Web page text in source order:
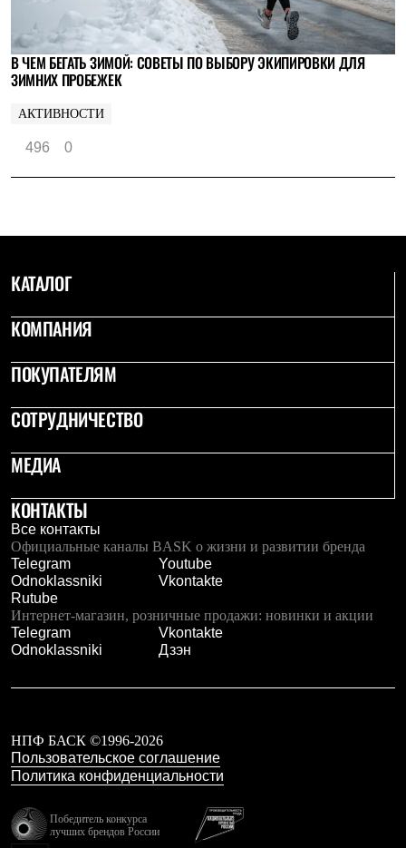
В ЧЕМ БЕГАТЬ ЗИМОЙ: СОВЕТЫ ПО ВЫБОРУ ЭКИПИРОВКИ ДЛЯ
ЗИМНИХ ПРОБЕЖЕК
АКТИВНОСТИ
496 0
КАТАЛОГ
КОМПАНИЯ
ПОКУПАТЕЛЯМ
СОТРУДНИЧЕСТВО
МЕДИА
КОНТАКТЫ
Все контакты
Официальные каналы BASK о жизни и развитии бренда
Telegram
Youtube
Odnoklassniki
Vkontakte
Rutube
Интернет-магазин, розничные продажи: новинки и акции
Telegram
Vkontakte
Odnoklassniki
Дзэн
НПФ БАСК ©1996-2026
Пользовательское соглашение
Политика конфиденциальности
Победитель конкурса
лучших брендов России